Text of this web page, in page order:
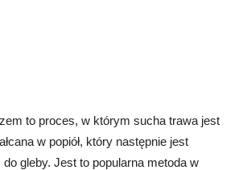
to proces, w którym sucha trawa jest
w popiół, który następnie jest
gleby. Jest to popularna metoda w